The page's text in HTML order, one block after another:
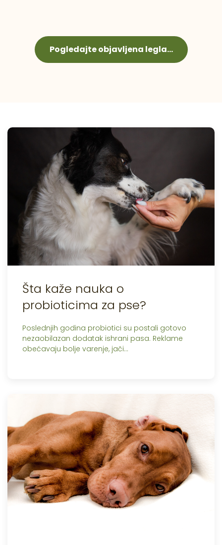
Pogledajte objavljena legla...
Šta kaže nauka o
probioticima za pse?
Poslednjih godina probiotici su postali gotovo
nezaobilazan dodatak ishrani pasa. Reklame
obećavaju bolje varenje, jači…